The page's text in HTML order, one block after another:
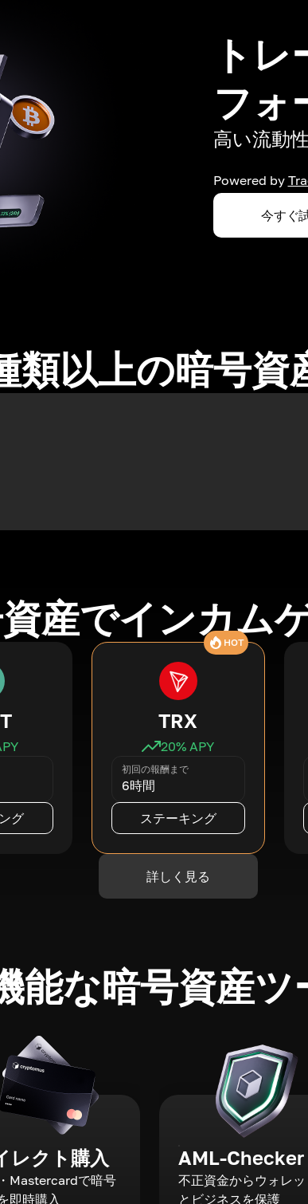
ト
フォ
高い流動
Powered by
今すぐ
類以上の暗号資
産でインカム
グ
HOT
TRX
20% APY
初回の報酬まで
6時間
ステーキング
詳しく見る
能な暗号資産ツ
レクト購入
Mastercardで暗号
即時購入
AML-Checker
不正資金からウォレッ
とビジネスを保護